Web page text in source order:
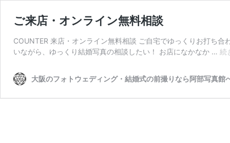
ご来店・オンライン無料相談
COUNTER 来店・オンライン無料相談 ご自宅でゆっくりお打ち
いながら、ゆっくり結婚写真の相談したい！ お店になかなか … 続
大阪のフォトウェディング・結婚式の前撮りなら阿部写真館